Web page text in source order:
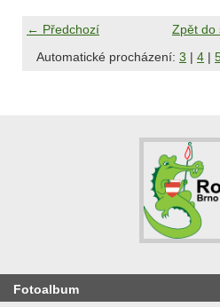
← Předchozí
Zpět do
Automatické procházení: 3 | 4 |
Fotoalbum